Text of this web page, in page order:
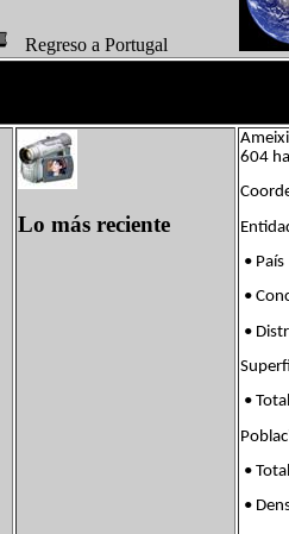
Regreso a Portugal
Lo más reciente
604
•
•
•
•
•
•